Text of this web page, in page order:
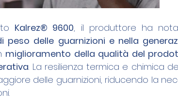
Kalrez® 9600, il produttore ha
miglioramento della qualità del
. La resilienza termica e chimica
delle guarnizioni, riducendo la